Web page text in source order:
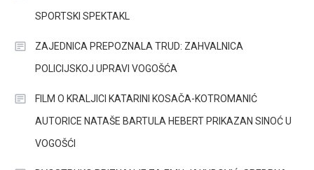
SPORTSKI SPEKTAKL
ZAJEDNICA PREPOZNALA TRUD: ZAHVALNICA
POLICIJSKOJ UPRAVI VOGOŠĆA
FILM O KRALJICI KATARINI KOSAČA-KOTROMANIĆ
AUTORICE NATAŠE BARTULA HEBERT PRIKAZAN SINOĆ U
VOGOŠĆI